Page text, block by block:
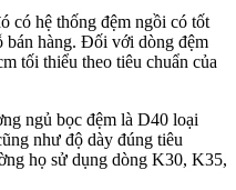
có hệ thống đệm ngồi có tốt
bán hàng. Đối với dòng đệm
tối thiểu theo tiêu chuẩn của
ngủ bọc đệm là D40 loại
như độ dày đúng tiêu
họ sử dụng dòng K30, K35,